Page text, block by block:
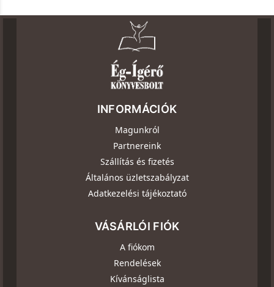
INFORMÁCIÓK
Magunkról
Partnereink
Szállítás és fizetés
Általános üzletszabályzat
Adatkezelési tájékoztató
VÁSÁRLÓI FIÓK
A fiókom
Rendelések
Kívánságlista